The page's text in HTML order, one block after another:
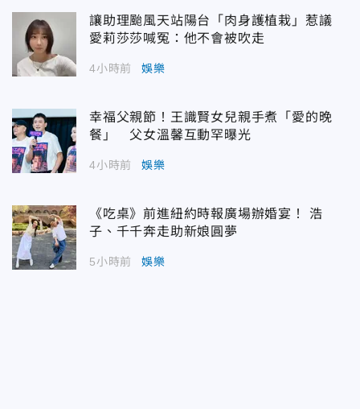
讓助理颱風天站陽台「肉身護植栽」惹議
愛莉莎莎喊冤：他不會被吹走
4小時前 娛樂
幸福父親節！王識賢女兒親手煮「愛的晚
餐」 父女溫馨互動罕曝光
4小時前 娛樂
《吃桌》前進紐約時報廣場辦婚宴！ 浩
子、千千奔走助新娘圓夢
5小時前 娛樂